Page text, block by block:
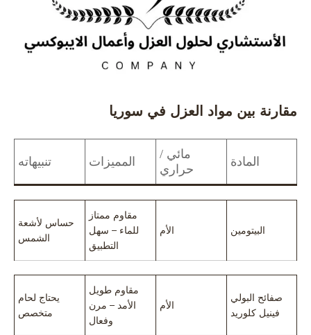
مقارنة بين مواد العزل في سوريا
المادة
مائي /
حراري
المميزات تنبيهاته
البيتومين الأم
مقاوم ممتاز
للماء – سهل
التطبيق
حساس لأشعة
الشمس
صفائح البولي
فينيل كلوريد
الأم
مقاوم طويل
الأمد – مرن
وفعال
يحتاج لحام
متخصص